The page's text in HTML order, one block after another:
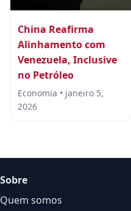
China Reafirma
Alinhamento com
Venezuela, Inclusive
no Petróleo
Economia • janeiro 5,
2026
Sobre
Quem somos